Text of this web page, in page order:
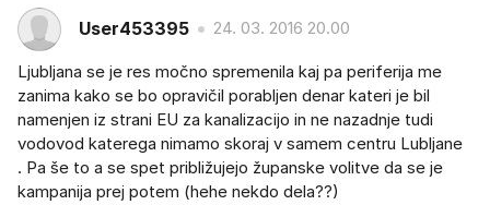
User453395 24. 03. 2016 20.00
Ljubljana se je res močno spremenila kaj pa periferija me
zanima kako se bo opravičil porabljen denar kateri je bil
namenjen iz strani EU za kanalizacijo in ne nazadnje tudi
vodovod katerega nimamo skoraj v samem centru Lubljane
. Pa še to a se spet približujejo županske volitve da se je
kampanija prej potem (hehe nekdo dela??)